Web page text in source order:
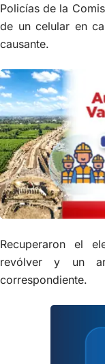
Policías de la
de un celular en
causante.
Recuperaron el
revólver y un
correspondiente.